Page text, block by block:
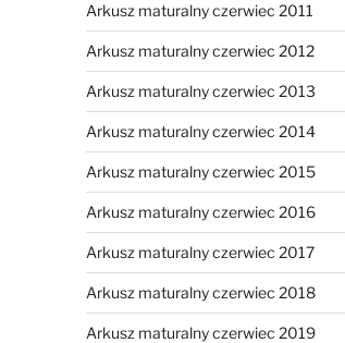
Arkusz maturalny czerwiec 2011
Arkusz maturalny czerwiec 2012
Arkusz maturalny czerwiec 2013
Arkusz maturalny czerwiec 2014
Arkusz maturalny czerwiec 2015
Arkusz maturalny czerwiec 2016
Arkusz maturalny czerwiec 2017
Arkusz maturalny czerwiec 2018
Arkusz maturalny czerwiec 2019